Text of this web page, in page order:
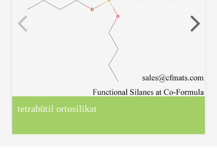
tetrabütil ortosilikat